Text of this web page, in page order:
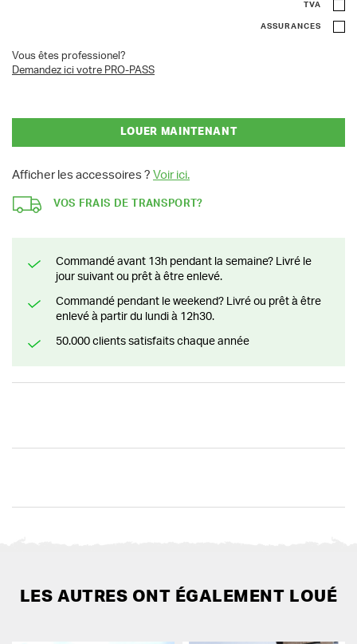
TVA
ASSURANCES
Vous êtes professionel?
Demandez ici votre PRO-PASS
LOUER MAINTENANT
Afficher les accessoires ? Voir ici.
VOS FRAIS DE TRANSPORT?
Commandé avant 13h pendant la semaine? Livré le
jour suivant ou prêt à être enlevé.
Commandé pendant le weekend? Livré ou prêt à être
enlevé à partir du lundi à 12h30.
50.000 clients satisfaits chaque année
LES AUTRES ONT ÉGALEMENT LOUÉ